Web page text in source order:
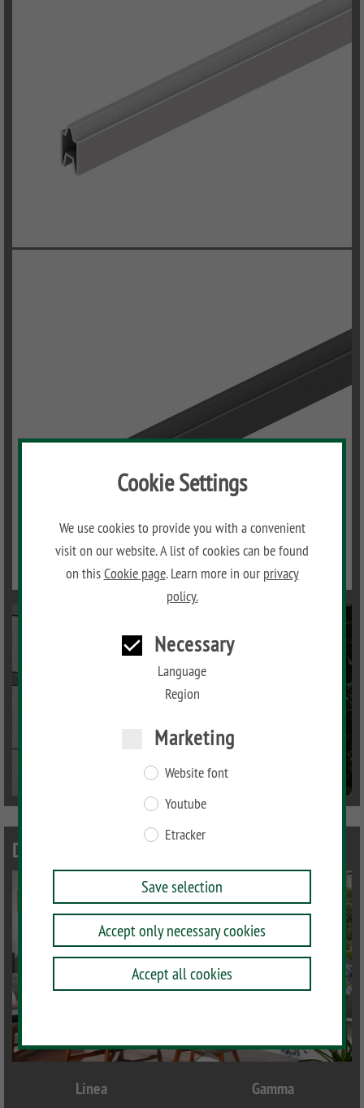
Cookie Settings
We use cookies to provide you with a convenient
visit on our website. A list of cookies can be found
on thisCookie page. Learn more in our privacy
policy.
Necessary
Language
Region
Marketing
Website font
Youtube
Etracker
Save selection
Accept only necessary cookies
Accept all cookies
Designgitter
Linea Gamma